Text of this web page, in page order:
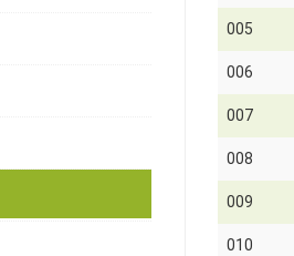
005
006
007
008
009
010